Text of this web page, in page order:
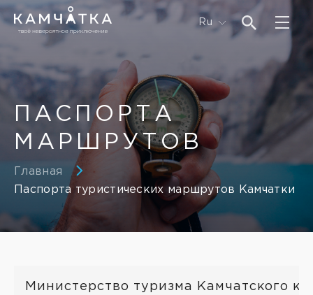
Ru
ПАСПОРТА
МАРШРУТОВ
Главная
Паспорта туристических маршрутов Камчатки
Министерство туризма Камчатского